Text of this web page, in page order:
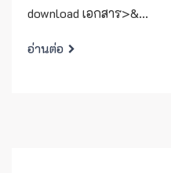
download เอกสาร>&...
อ่านต่อ